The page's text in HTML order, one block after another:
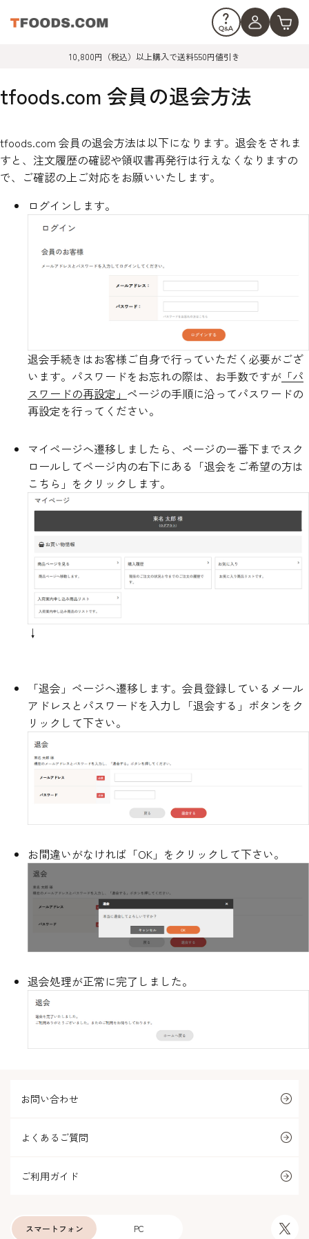
10,800円（税込）以上購入で送料550円値引き
tfoods.com 会員の退会方法
tfoods.com 会員の退会方法は以下になります。退会をされま
すと、注文履歴の確認や領収書再発行は行えなくなりますの
で、ご確認の上ご対応をお願いいたします。
ログインします。
退会手続きはお客様ご自身で行っていただく必要がござ
います。パスワードをお忘れの際は、お手数ですが 「パ
スワードの再設定」 ページの手順に沿ってパスワードの
再設定を行ってください。
マイページへ遷移しましたら、ページの一番下までスク
ロールしてページ内の右下にある「退会をご希望の方は
こちら」をクリックします。
↓
「退会」ページへ遷移します。会員登録しているメール
アドレスとパスワードを入力し「退会する」ボタンをク
リックして下さい。
お間違いがなければ「OK」をクリックして下さい。
退会処理が正常に完了しました。
お問い合わせ
よくあるご質問
ご利用ガイド
PC
スマートフォン